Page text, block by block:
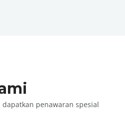
penawaran spesial